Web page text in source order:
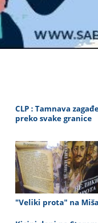
CLP : Tamnava
preko svake granice
"Veliki prota" na